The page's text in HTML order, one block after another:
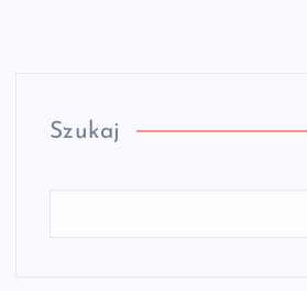
Szukaj